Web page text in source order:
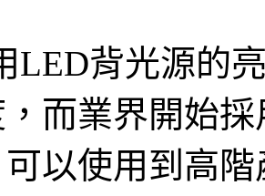
LED背光源的
，而業界開始
以使用到高